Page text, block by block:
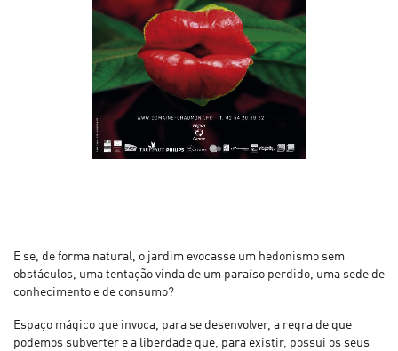
E se, de forma natural, o jardim evocasse um hedonismo sem
obstáculos, uma tentação vinda de um paraíso perdido, uma sede de
conhecimento e de consumo?
Espaço mágico que invoca, para se desenvolver, a regra de que
podemos subverter e a liberdade que, para existir, possui os seus